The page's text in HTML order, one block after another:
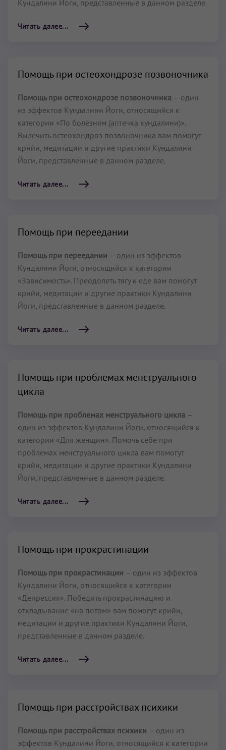
Кундалини Йоги, представленные в данном разделе.
Читать далее...
Помощь при остеохондрозе позвоночника
Помощь при остеохондрозе позвоночника – один
из эффектов Кундалини Йоги, относящийся к
категории «По болезням (аптечка кундалини)».
Вылечить остеохондроз позвоночника вам помогут
крийи, медитации и другие практики Кундалини
Йоги, представленные в данном разделе.
Читать далее...
Помощь при переедании
Помощь при переедании – один из эффектов
Кундалини Йоги, относящийся к категории
«Зависимость». Преодолеть тягу к еде вам помогут
крийи, медитации и другие практики Кундалини
Йоги, представленные в данном разделе.
Читать далее...
Помощь при проблемах менструального
цикла
Помощь при проблемах менструального цикла –
один из эффектов Кундалини Йоги, относящийся к
категории «Для женщин». Помочь себе при
проблемах менструального цикла вам помогут
крийи, медитации и другие практики Кундалини
Йоги, представленные в данном разделе.
Читать далее...
Помощь при прокрастинации
Помощь при прокрастинации – один из эффектов
Кундалини Йоги, относящийся к категории
«Депрессия». Победить прокрастинацию и
откладывание «на потом» вам помогут крийи,
медитации и другие практики Кундалини Йоги,
представленные в данном разделе.
Читать далее...
Помощь при расстройствах психики
Помощь при расстройствах психики – один из
эффектов Кундалини Йоги, относящийся к категории